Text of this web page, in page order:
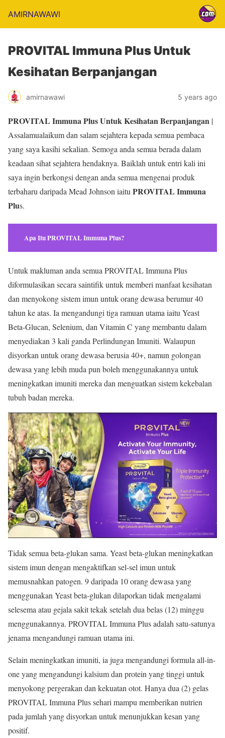
AMIRNAWAWI
PROVITAL Immuna Plus Untuk
Kesihatan Berpanjangan
amirnawawi 5 years ago
PROVITAL Immuna Plus Untuk Kesihatan Berpanjangan |
Assalamualaikum dan salam sejahtera kepada semua pembaca
yang saya kasihi sekalian. Semoga anda semua berada dalam
keadaan sihat sejahtera hendaknya. Baiklah untuk entri kali ini
saya ingin berkongsi dengan anda semua mengenai produk
terbaharu daripada Mead Johnson iaitu PROVITAL Immuna
Plus.
Apa Itu PROVITAL Immuna Plus?
Untuk makluman anda semua PROVITAL Immuna Plus
diformulasikan secara saintifik untuk memberi manfaat kesihatan
dan menyokong sistem imun untuk orang dewasa berumur 40
tahun ke atas. Ia mengandungi tiga ramuan utama iaitu Yeast
Beta-Glucan, Selenium, dan Vitamin C yang membantu dalam
menyediakan 3 kali ganda Perlindungan Imuniti. Walaupun
disyorkan untuk orang dewasa berusia 40+, namun golongan
dewasa yang lebih muda pun boleh menggunakannya untuk
meningkatkan imuniti mereka dan menguatkan sistem kekebalan
tubuh badan mereka.
Tidak semua beta-glukan sama. Yeast beta-glukan meningkatkan
sistem imun dengan mengaktifkan sel-sel imun untuk
memusnahkan patogen. 9 daripada 10 orang dewasa yang
menggunakan Yeast beta-glukan dilaporkan tidak mengalami
selesema atau gejala sakit tekak setelah dua belas (12) minggu
menggunakannya. PROVITAL Immuna Plus adalah satu-satunya
jenama mengandungi ramuan utama ini.
Selain meningkatkan imuniti, ia juga mengandungi formula all-in-
one yang mengandungi kalsium dan protein yang tinggi untuk
menyokong pergerakan dan kekuatan otot. Hanya dua (2) gelas
PROVITAL Immuna Plus sehari mampu memberikan nutrien
pada jumlah yang disyorkan untuk menunjukkan kesan yang
positif.